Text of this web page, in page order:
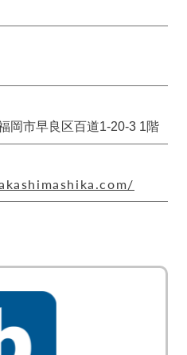
岡市早良区百道1-20-3 1階